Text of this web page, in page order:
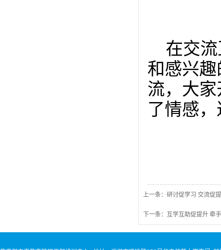
在交
和感兴
流，大
了情感
上一条：研讨促学习 交流促
下一条：互学互助促提升